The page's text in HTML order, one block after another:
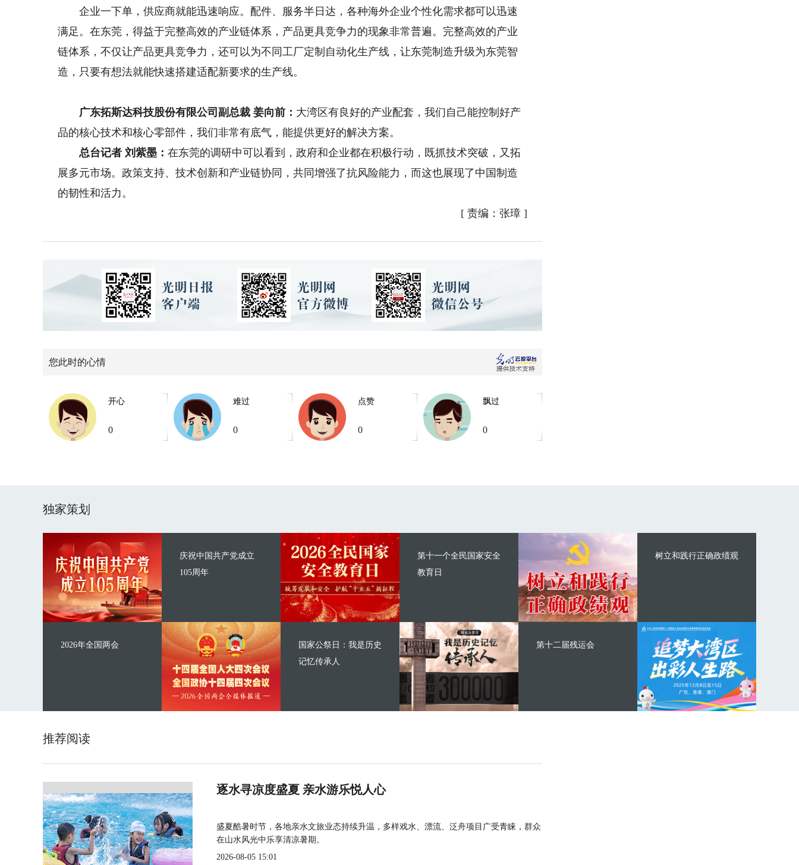
企业一下单，供应商就能迅速响应。配件、服务半日达，各种海外企业个性化需求都可以迅速
满足。在东莞，得益于完整高效的产业链体系，产品更具竞争力的现象非常普遍。完整高效的产业
链体系，不仅让产品更具竞争力，还可以为不同工厂定制自动化生产线，让东莞制造升级为东莞智
造，只要有想法就能快速搭建适配新要求的生产线。
广东拓斯达科技股份有限公司副总裁 姜向前： 大湾区有良好的产业配套，我们自己能控制好产
品的核心技术和核心零部件，我们非常有底气，能提供更好的解决方案。
总台记者 刘紫墨：在东莞的调研中可以看到，政府和企业都在积极行动，既抓技术突破，又拓
展多元市场。政策支持、技术创新和产业链协同，共同增强了抗风险能力，而这也展现了中国制造
的韧性和活力。
[ 责编：张璋]
您此时的心情
开心
0
难过
0
点赞
0
飘过
0
独家策划
庆祝中国共产党成立
105周年
2026年全国两会
第十一个全民国家安全
教育日
国家公祭日：我是历史
记忆传承人
树立和践行正确政绩观
第十二届残运会
推荐阅读
逐水寻凉度盛夏 亲水游乐悦人心
盛夏酷暑时节，各地亲水文旅业态持续升温，多样戏水、漂流、泛舟项目广受青睐，群众
在山水风光中乐享清凉暑期。
2026-08-05 15:01